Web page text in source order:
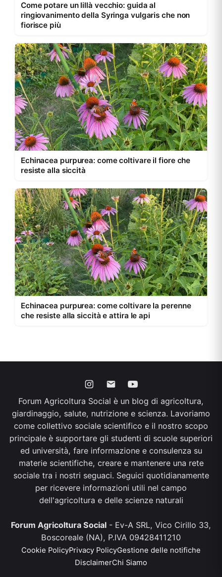
Come potare un lillà vecchio: guida al
ringiovanimento della Syringa vulgaris che non
fiorisce più
Echinacea purpurea: come coltivare il fiore che
resiste alla siccità
Echinacea purpurea: come coltivare la perenne
che resiste alla siccità e attira le api
Forum Agricoltura Social è un blog di agricoltura,
giardinaggio, salute, nutrizione e scienza. Lavoriamo
come collettivo sociale scientifico e il nostro scopo
principale è supportare gli studenti di scuole superiori
ed università, fare informazione e consulenza su
materie scientifiche, creare e mantenere una rete
sociale tra i nostri seguaci. Seguici quotidianamente
per ricevere informazioni utili nel campo
dell'agricoltura e delle scienze naturali
Forum Agricoltura Social - Ev-A SRL, Vico Cirillo 33,
Boscoreale (NA), P.IVA 09428411210
Cookie PolicyPrivacy PolicyGestione delle notifiche
DisclaimerChi Siamo